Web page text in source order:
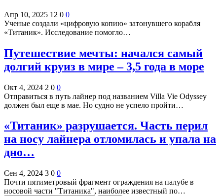
Апр 10, 2025 12 0 0
Ученые создали «цифровую копию» затонувшего корабля
«Титаник». Исследование помогло…
Путешествие мечты: начался самый
долгий круиз в мире – 3,5 года в море
Окт 4, 2024 2 0 0
Отправиться в путь лайнер под названием Villa Vie Odyssey
должен был еще в мае. Но судно не успело пройти…
«Титаник» разрушается. Часть перил
на носу лайнера отломилась и упала на
дно…
Сен 4, 2024 3 0 0
Почти пятиметровый фрагмент ограждения на палубе в
носовой части "Титаника", наиболее известный по…